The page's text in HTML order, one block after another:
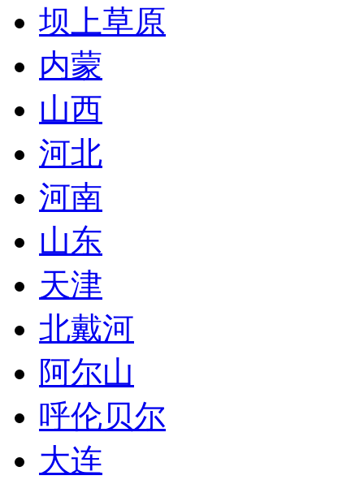
坝上草原
内蒙
山西
河北
河南
山东
天津
北戴河
阿尔山
呼伦贝尔
大连